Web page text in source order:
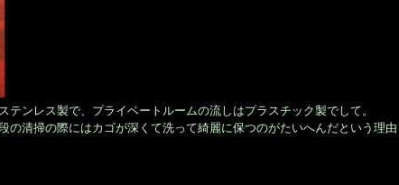
ンレス製で、プライベートルームの流しはプラスチック製でして。
の清掃の際にはカゴが深くて洗って綺麗に保つのがたいへんだという理由